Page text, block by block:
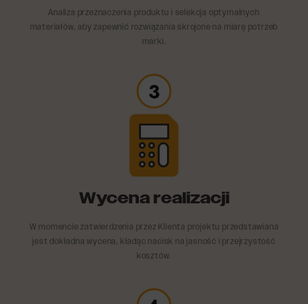
Analiza przeznaczenia produktu i selekcja optymalnych
materiałów, aby zapewnić rozwiązania skrojone na miarę potrzeb
marki.
Wycena realizacji
W momencie zatwierdzenia przez Klienta projektu przedstawiana
jest dokładna wycena, kładąc nacisk na jasność i przejrzystość
kosztów.